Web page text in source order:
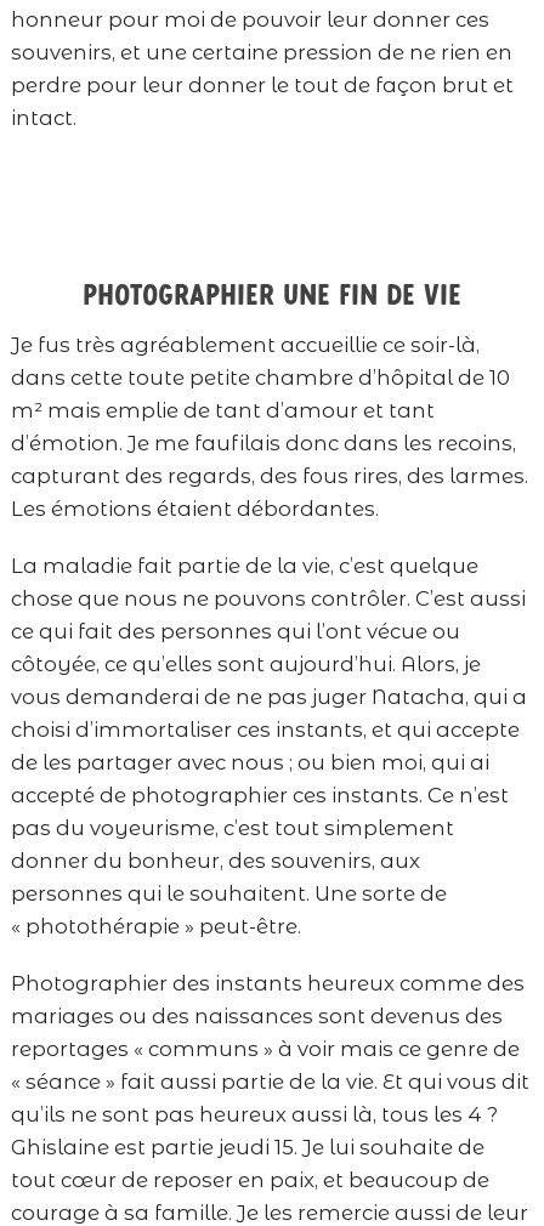
honneur pour moi de pouvoir leur donner ces
souvenirs, et une certaine pression de ne rien en
perdre pour leur donner le tout de façon brut et
intact.
Photographier une fin de vie
Je fus très agréablement accueillie ce soir-là,
dans cette toute petite chambre d’hôpital de 10
m² mais emplie de tant d’amour et tant
d’émotion. Je me faufilais donc dans les recoins,
capturant des regards, des fous rires, des larmes.
Les émotions étaient débordantes.
La maladie fait partie de la vie, c’est quelque
chose que nous ne pouvons contrôler. C’est aussi
ce qui fait des personnes qui l’ont vécue ou
côtoyée, ce qu’elles sont aujourd’hui. Alors, je
vous demanderai de ne pas juger Natacha, qui a
choisi d’immortaliser ces instants, et qui accepte
de les partager avec nous ; ou bien moi, qui ai
accepté de photographier ces instants. Ce n’est
pas du voyeurisme, c’est tout simplement
donner du bonheur, des souvenirs, aux
personnes qui le souhaitent. Une sorte de
« photothérapie » peut-être.
Photographier des instants heureux comme des
mariages ou des naissances sont devenus des
reportages « communs » à voir mais ce genre de
« séance » fait aussi partie de la vie. Et qui vous dit
qu’ils ne sont pas heureux aussi là, tous les 4 ?
Ghislaine est partie jeudi 15. Je lui souhaite de
tout cœur de reposer en paix, et beaucoup de
courage à sa famille. Je les remercie aussi de leur